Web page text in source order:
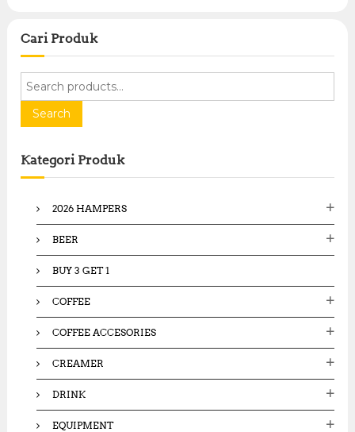
Cari Produk
r
h
f
Search
Kategori Produk
2026 HAMPERS
BEER
BUY 3 GET 1
COFFEE
COFFEE ACCESORIES
CREAMER
DRINK
EQUIPMENT